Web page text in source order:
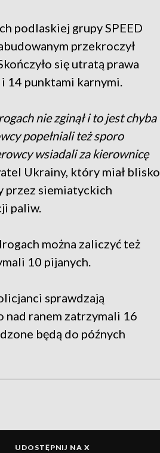
podlaskiej grupy SPEED
przekroczył
się utratą prawa
14 punktami karnymi.
nie zginął i to jest chyba
popełniali też sporo
wsiadali za kierownicę
Ukrainy, który miał blisko
przez siemiatyckich
paliw.
można zaliczyć też
10 pijanych.
sprawdzają
nad ranem zatrzymali 16
będą do późnych
UDOSTĘPNIJ NA X